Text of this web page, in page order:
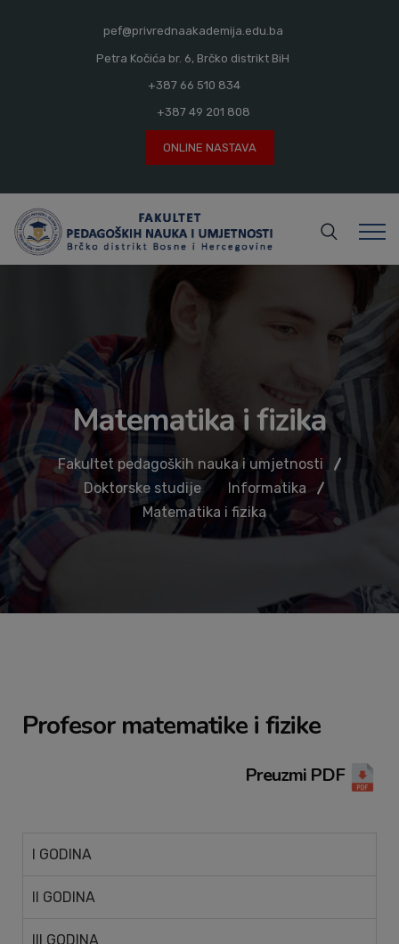
pef@privrednaakademija.edu.ba
Petra Kočića br. 6, Brčko distrikt BiH
+387 66 510 834
+387 49 201 808
ONLINE NASTAVA
Matematika i fizika
Fakultet pedagoških nauka i umjetnosti
Doktorske studije
Informatika
Matematika i fizika
Profesor matematike i fizike
Preuzmi PDF
I GODINA
II GODINA
III GODINA